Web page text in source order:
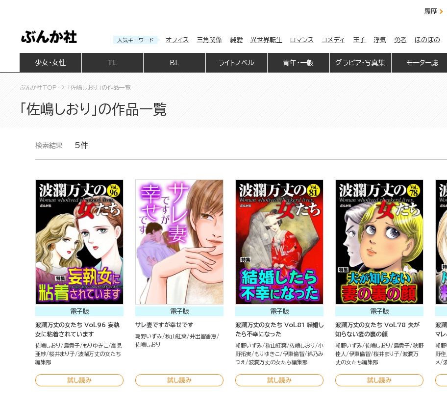
履歴
人気キーワード オフィス 三角関係 純愛 異世界転生 ロマンス コメディ 王子 浮気 勇者 ほのぼの
少女・女性 BL ライトノベル 青年・一般 グラビア・写真集 モーター誌
ぶんか社TOP 「佐嶋しおり」の作品一覧
「佐嶋しおり」の作品一覧
検索結果 5件
電子版
波瀾万丈の女たち Vol.96 妄執
女に粘着されています
佐嶋しおり 島貴子 もりゆきこ
高見
亜紗 桜井まり子 波瀾万丈の女たち
編集部
試し読み
電子版
サレ妻ですが幸せです
朝野いずみ 秋山紅葉 井出智香恵
佐嶋しおり
試し読み
電子版
波瀾万丈の女たち Vol.81 結婚し
たら不幸になった
朝野いずみ 秋山紅葉 佐嶋しおり
小
野拓実 もりゆきこ 伊東倫智 綿乃み
つえ
波瀾万丈の女たち編集部
試し読み
電子版
波瀾万丈の女たち Vol.78 夫が
知らない妻の裏の顔
朝野いずみ 佐嶋しおり 島貴子 秋野
佳人
伊東倫智 桜井まり子 波瀾万
丈の女たち編集部
試し読み
波
マ
朝野
野佳
メ